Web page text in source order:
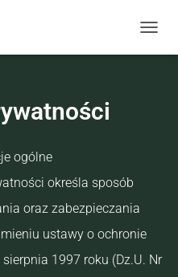
ogólne
określa sposób
oraz zabezpieczania
ustawy o ochronie
1997 roku (Dz.U. Nr